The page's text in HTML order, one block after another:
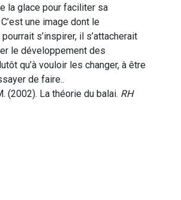
la glace pour faciliter sa
une image dont le
s’inspirer, il s’attacherait
le développement des
qu’à vouloir les changer, à être
de faire..
(2002). La théorie du balai. RH